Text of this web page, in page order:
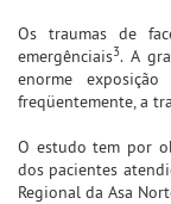
Os traumas de
emergênciais3. A
enorme
freqüentemente, a
O estudo tem por
dos pacientes
Regional da Asa